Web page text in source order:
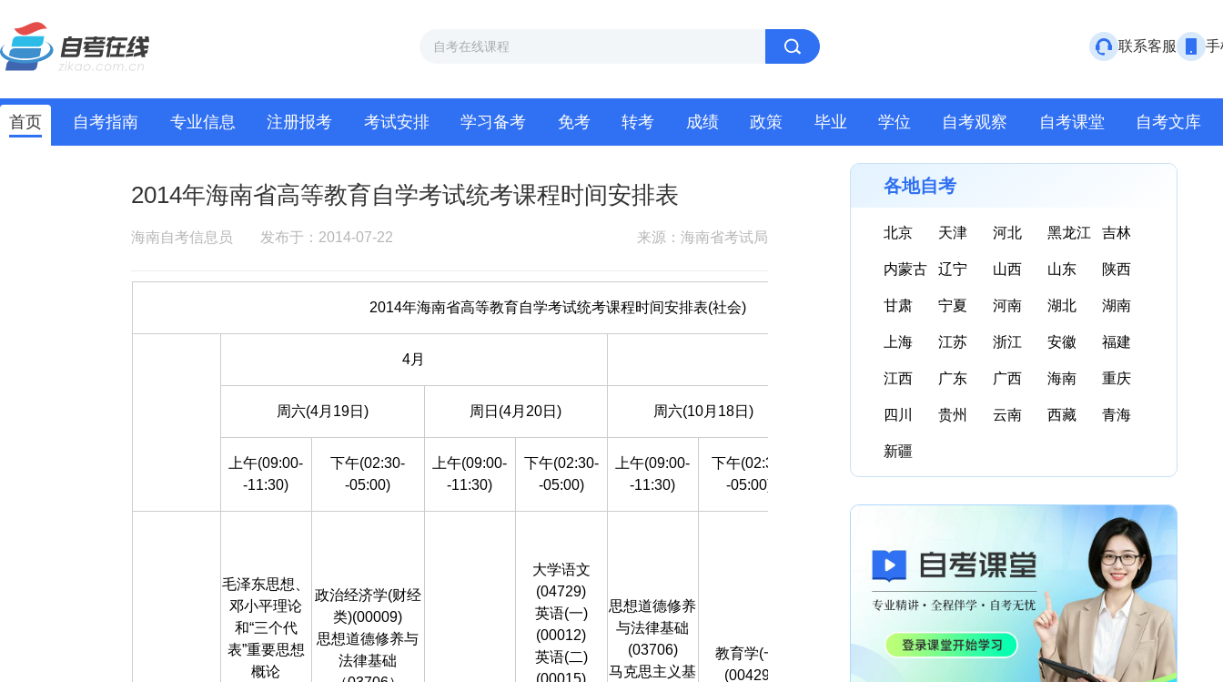
联系客服 手
首页 自考指南 专业信息 注册报考 考试安排 学习备考 免考 转考 成绩 政策 毕业 学位 自考观察 自考课堂 自考文库
2014年海南省高等教育自学考试统考课程时间安排表
海南自考信息员 发布于：2014-07-22 来源：海南省考试局
2014年海南省高等教育自学考试统考课程时间安排表(社会)
4月
周六(4月19日) 周日(4月20日) 周六(10月18日) 周日(10月19日)
上午(09:00-
-11:30)
下午(02:30-
-05:00)
上午(09:00-
-11:30)
下午(02:30-
-05:00)
上午(09:00-
-11:30)
下午(02:30-
-05:00)
下午(02:30-
毛泽东思想、
邓小平理论
和“三个代
表”重要思想
概论
政治经济学(财经
类)(00009)
思想道德修养与
法律基础
大学语文
(04729)
英语(一)
(00012)
英语(二)
(00015)
思想道德修养
与法律基础
(03706)
马克思主义基
教育学(一)
(00429)
（03708）
大学语文
毛泽东思想、
英语(一)
(00012)
英语(二)
各地自考
北京 天津 河北 黑龙江 吉林
内蒙古 辽宁 山西 山东 陕西
甘肃 宁夏 河南 湖北 湖南
上海 江苏 浙江 安徽 福建
江西 广东 广西 海南 重庆
四川 贵州 云南 西藏 青海
新疆